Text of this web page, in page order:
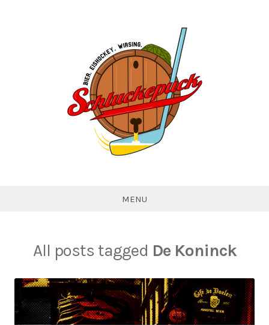
MENU
All posts tagged De Koninck